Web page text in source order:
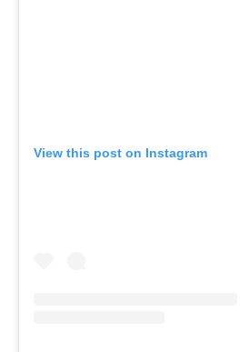
View this post on Instagram